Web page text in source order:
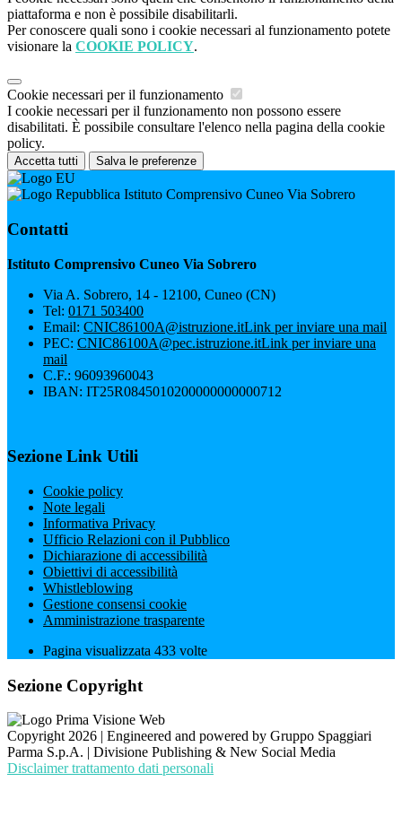
piattaforma e non è possibile disabilitarli.
Per conoscere quali sono i cookie necessari al funzionamento potete
visionare la COOKIE POLICY.
Cookie necessari per il funzionamento
I cookie necessari per il funzionamento non possono essere
disabilitati. È possibile consultare l'elenco nella pagina della cookie
policy.
Accetta tutti Salva le preferenze
Istituto Comprensivo Cuneo Via Sobrero
Contatti
Istituto Comprensivo Cuneo Via Sobrero
Via A. Sobrero, 14 - 12100, Cuneo (CN)
Tel: 0171 503400
Email: CNIC86100A@istruzione.itLink per inviare una mail
PEC: CNIC86100A@pec.istruzione.itLink per inviare una
mail
C.F.: 96093960043
IBAN: IT25R0845010200000000000712
Sezione Link Utili
Cookie policy
Note legali
Informativa Privacy
Ufficio Relazioni con il Pubblico
Dichiarazione di accessibilità
Obiettivi di accessibilità
Whistleblowing
Gestione consensi cookie
Amministrazione trasparente
Pagina visualizzata 433 volte
Sezione Copyright
Copyright 2026 | Engineered and powered by Gruppo Spaggiari
Parma S.p.A. | Divisione Publishing & New Social Media
Disclaimer trattamento dati personali